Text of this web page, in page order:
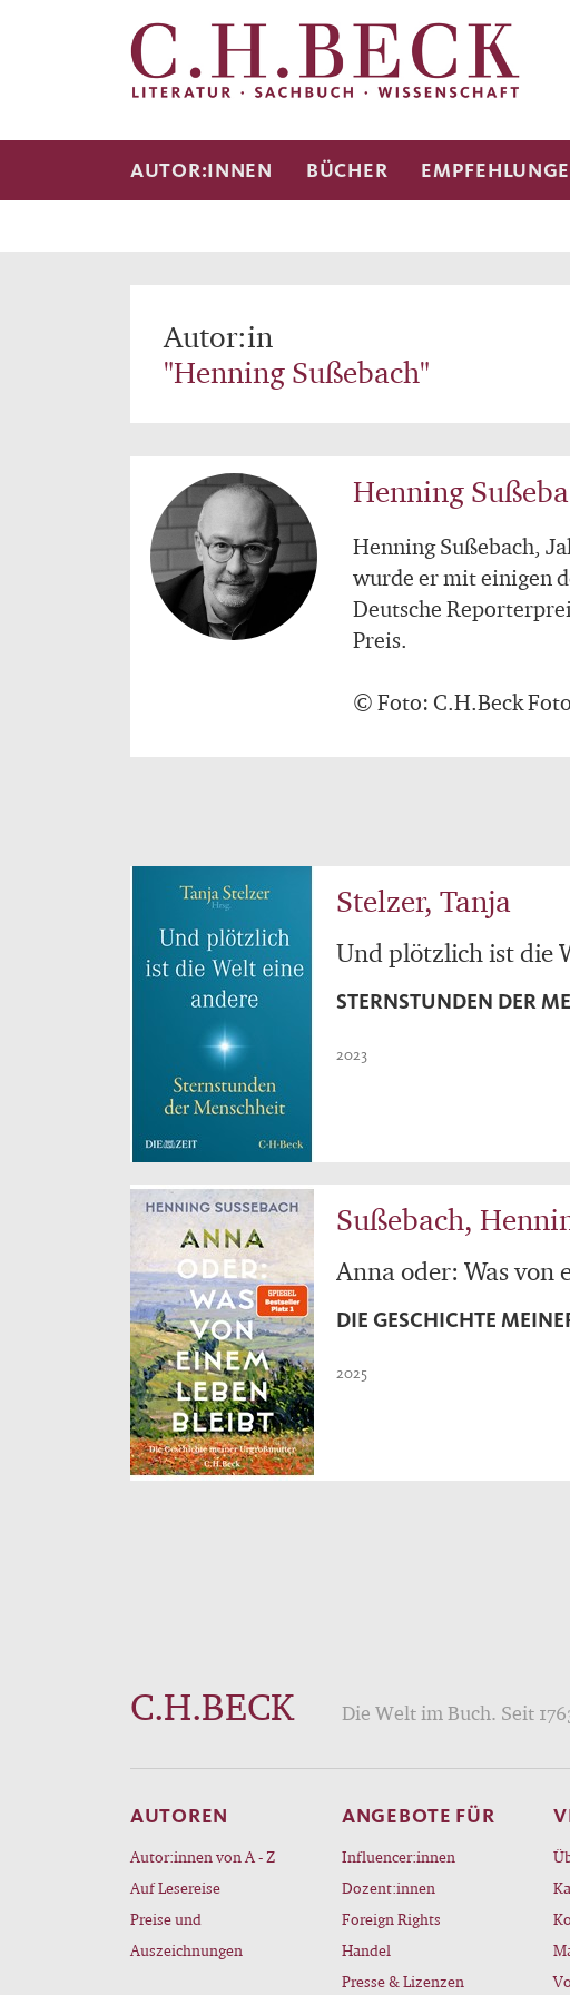
AUTOR:INNEN BÜCHER
Autor:in
"Henning Sußebach"
Henning
Henning Sußebach,
wurde er mit einigen
Deutsche
Preis.
© Foto: C.H.Beck
Stelzer, Tanja
Und plötzlich ist die
STERNSTUNDEN DER
2023
Sußebach,
Anna oder: Was von
DIE GESCHICHTE
2025
C.H.BECK Die Welt im Buch. Seit
AUTOREN
Autor:innen von A - Z
Auf Lesereise
Preise und
Auszeichnungen
ANGEBOTE FÜR
Influencer:innen
Dozent:innen
Foreign Rights
Handel
Presse & Lizenzen